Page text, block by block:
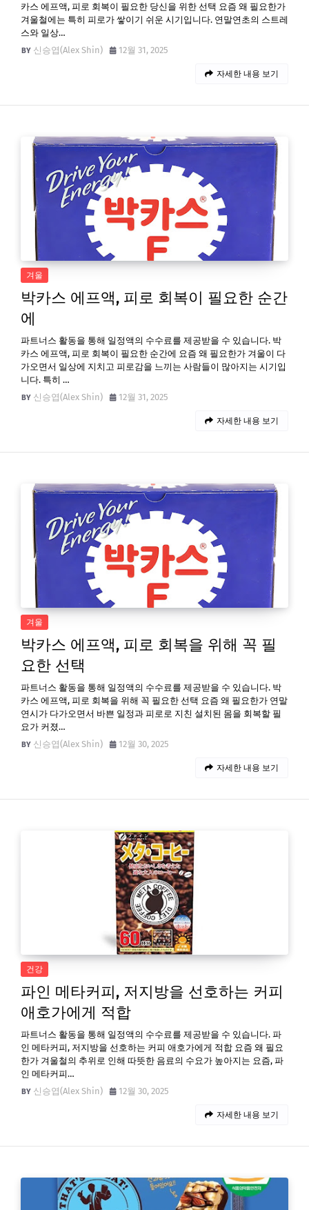
카스 에프액, 피로 회복이 필요한 당신을 위한 선택 요즘 왜 필요한가
겨울철에는 특히 피로가 쌓이기 쉬운 시기입니다. 연말연초의 스트레
스와 일상…
신승엽(Alex Shin)
12월 31, 2025
자세한 내용 보기
겨울
박카스 에프액, 피로 회복이 필요한 순간
에
파트너스 활동을 통해 일정액의 수수료를 제공받을 수 있습니다. 박
카스 에프액, 피로 회복이 필요한 순간에 요즘 왜 필요한가 겨울이 다
가오면서 일상에 지치고 피로감을 느끼는 사람들이 많아지는 시기입
니다. 특히 …
신승엽(Alex Shin)
12월 31, 2025
자세한 내용 보기
겨울
박카스 에프액, 피로 회복을 위해 꼭 필
요한 선택
파트너스 활동을 통해 일정액의 수수료를 제공받을 수 있습니다. 박
카스 에프액, 피로 회복을 위해 꼭 필요한 선택 요즘 왜 필요한가 연말
연시가 다가오면서 바쁜 일정과 피로로 지친 설치된 몸을 회복할 필
요가 커졌…
신승엽(Alex Shin)
12월 30, 2025
자세한 내용 보기
건강
파인 메타커피, 저지방을 선호하는 커피
애호가에게 적합
파트너스 활동을 통해 일정액의 수수료를 제공받을 수 있습니다. 파
인 메타커피, 저지방을 선호하는 커피 애호가에게 적합 요즘 왜 필요
한가 겨울철의 추위로 인해 따뜻한 음료의 수요가 높아지는 요즘, 파
인 메타커피…
신승엽(Alex Shin)
12월 30, 2025
자세한 내용 보기